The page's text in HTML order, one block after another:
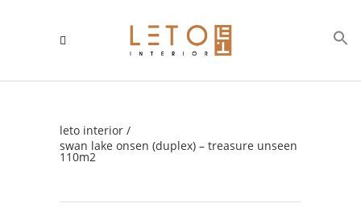
leto interior /
swan lake onsen (duplex) – treasure unseen
110m2